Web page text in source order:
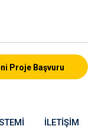
Proje Başvuru
İLETIŞIM